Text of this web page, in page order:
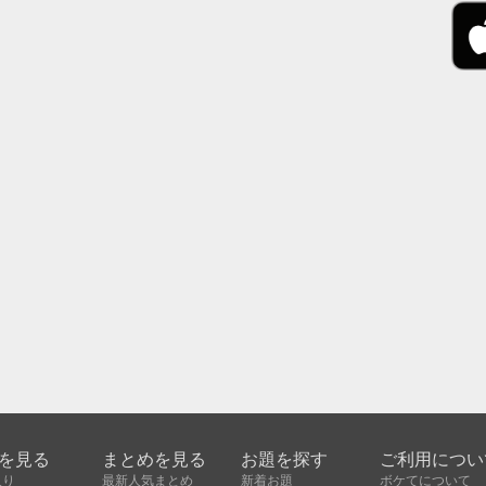
見る まとめを見る
最新人気まとめ
お題を探す
新着お題
ご利用につ
ボケてについて